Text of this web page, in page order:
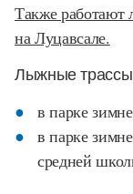
Также работают
на Луцавсале.
Лыжные трассы
в парке
в парке
средней